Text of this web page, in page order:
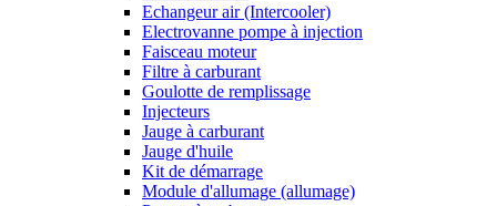
Echangeur air (Intercooler)
Electrovanne pompe à injection
Faisceau moteur
Filtre à carburant
Goulotte de remplissage
Injecteurs
Jauge à carburant
Jauge d'huile
Kit de démarrage
Module d'allumage (allumage)